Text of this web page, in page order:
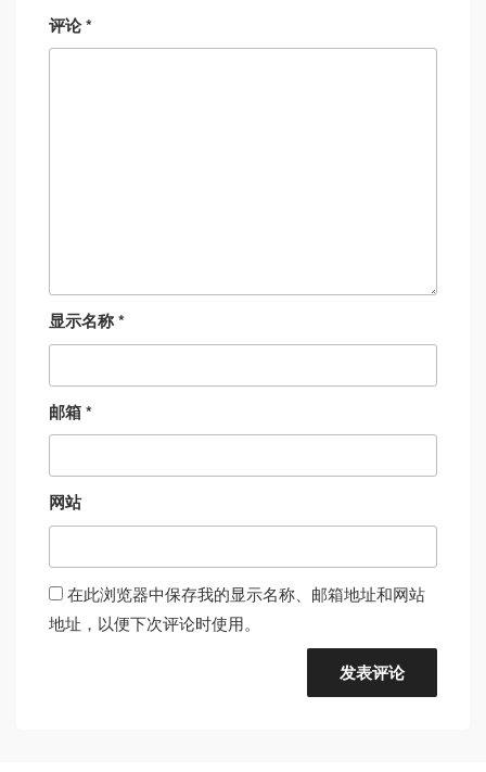
评论*
显示名称*
邮箱*
网站
在此浏览器中保存我的显示名称、邮箱地址和网站
地址，以便下次评论时使用。